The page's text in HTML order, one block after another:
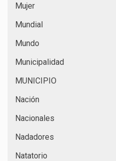
Mujer
Mundial
Mundo
Municipalidad
MUNICIPIO
Nación
Nacionales
Nadadores
Natatorio